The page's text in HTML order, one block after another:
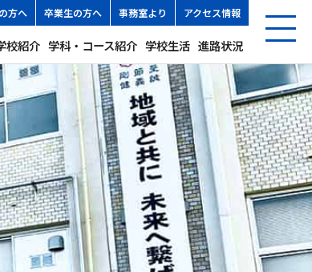
方へ 卒業生の方へ 事務室より アクセス情報
校紹介 学科・コース紹介 学校生活 進路状況